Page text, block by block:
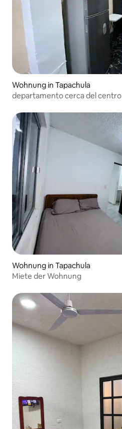
Wohnung in Tapachula
departamento cerca del centro
Wohnung in Tapachula
Miete der Wohnung